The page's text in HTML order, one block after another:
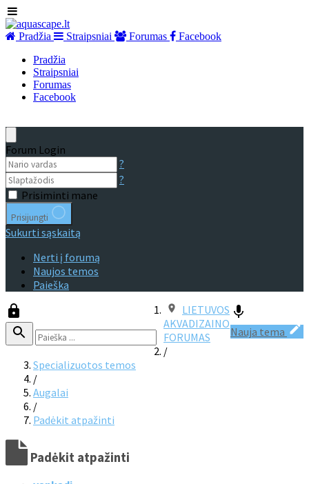
Pradžia Straipsniai Forumas
Facebook
Pradžia
Straipsniai
Forumas
Facebook
Forum Login
?
?
Prisiminti mane
Prisijungti
Sukurti sąskaitą
Nerti į forumą
Naujos temos
Paieška
Nauja tema
LIETUVOS
AKVADIZAINO
FORUMAS
/
Specializuotos temos
/
Augalai
/
Padėkit atpažinti
Padėkit atpažinti